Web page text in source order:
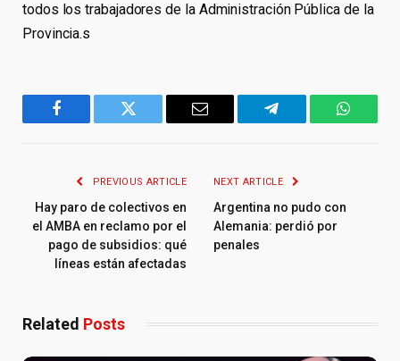
todos los trabajadores de la Administración Pública de la
Provincia.s
Facebook Twitter Email Telegram
PREVIOUS ARTICLE
Hay paro de colectivos en
el AMBA en reclamo por el
pago de subsidios: qué
líneas están afectadas
NEXT ARTICLE
Argentina no pudo con
Alemania: perdió por
penales
Related Posts